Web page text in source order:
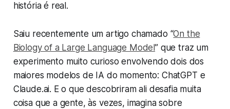
história é real.
Saiu recentemente um artigo chamado “On the
Biology of a Large Language Model” que traz um
experimento muito curioso envolvendo dois dos
maiores modelos de IA do momento: ChatGPT e
Claude.ai. E o que descobriram ali desafia muita
coisa que a gente, às vezes, imagina sobre